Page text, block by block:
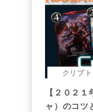
クリプト
【２０２
ャ）のコツ